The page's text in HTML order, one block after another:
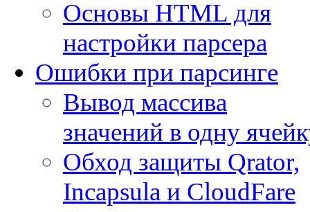
Основы HTML для
настройки парсера
Ошибки при парсинге
Вывод массива
значений в одну
Обход защиты Qrator,
Incapsula и CloudFare